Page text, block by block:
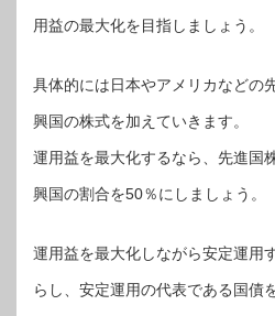
用益の最大化を目指しましょう。
具体的には日本やアメリカなどの
興国の株式を加えていきます。
運用益を最大化するなら、先進国
興国の割合を50％にしましょう。
運用益を最大化しながら安定運用
らし、安定運用の代表である国債